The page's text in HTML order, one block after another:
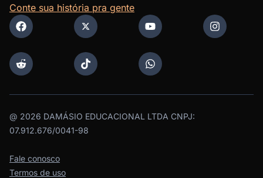
Conte sua história pra gente
@ 2026 DAMÁSIO EDUCACIONAL LTDA CNPJ:
07.912.676/0041-98
Fale conosco
Termos de uso